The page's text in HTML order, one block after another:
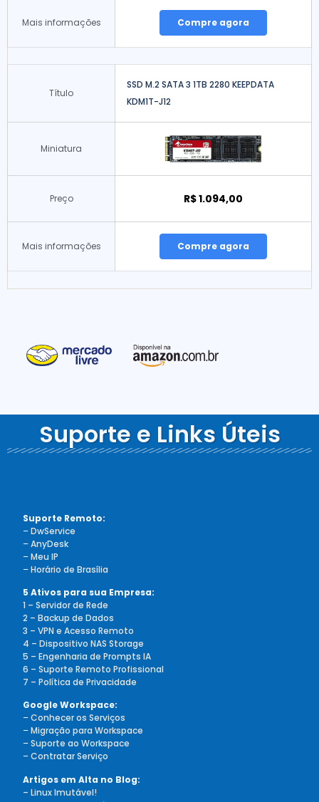
Mais informações Compre agora
Título
SSD M.2 SATA 3 1TB 2280 KEEPDATA
KDM1T-J12
Miniatura
Preço R$ 1.094,00
Mais informações Compre agora
Suporte e Links Úteis
Suporte Remoto:
–DwService
–AnyDesk
–Meu IP
–Horário de Brasília
5 Ativos para sua Empresa:
1 – Servidor de Rede
2 – Backup de Dados
3 – VPN e Acesso Remoto
4 – Dispositivo NAS Storage
5 – Engenharia de Prompts IA
6 – Suporte Remoto Profissional
7 – Política de Privacidade
Google Workspace:
–Conhecer os Serviços
–Migração para Workspace
–Suporte ao Workspace
–Contratar Serviço
Artigos em Alta no Blog:
– Linux Imutável!